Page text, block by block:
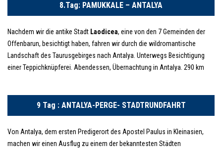
8.Tag: PAMUKKALE – ANTALYA
Nachdem wir die antike Stadt Laodicea, eine von den 7 Gemeinden der
Offenbarun, besichtigt haben, fahren wir durch die wildromantische
Landschaft des Taurusgebirges nach Antalya. Unterwegs Besichtigung
einer Teppichknüpferei. Abendessen, Übernachtung in Antalya. 290 km
9 Tag : ANTALYA-PERGE- STADTRUNDFAHRT
Von Antalya, dem ersten Predigerort des Apostel Paulus in Kleinasien,
machen wir einen Ausflug zu einem der bekanntesten Städten